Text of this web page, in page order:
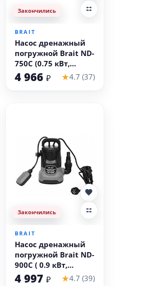
Закончились
BRAIT
Насос дренажный
погружной Brait ND-
750C (0.75 кВт,
чистая вода)
4 966 ₽ ★4.7 (37)
Закончились
BRAIT
Насос дренажный
погружной Brait ND-
900C ( 0.9 кВт,
чистая вода)
4 997 ₽ ★4.7 (39)